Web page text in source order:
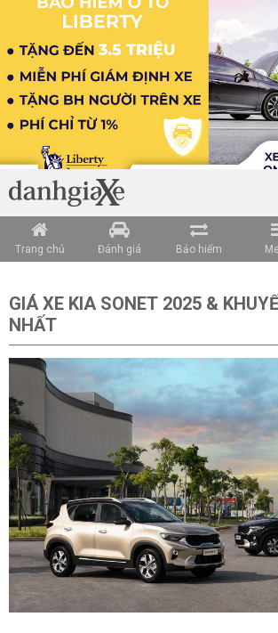
Trang chủ Đánh giá Bảo hiểm
GIÁ XE KIA SONET 2025 &
NHẤT